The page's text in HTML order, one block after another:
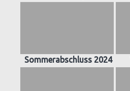
Sommerabschluss 2024